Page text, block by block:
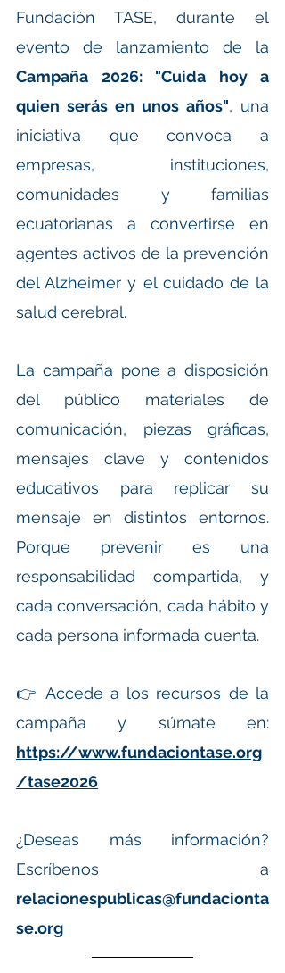
Fundación TASE, durante el
Campaña 2026: "Cuida hoy a
quien serás en unos años", una
iniciativa que convoca a
empresas, instituciones,
comunidades y familias
ecuatorianas a convertirse en
agentes activos de la prevención
del Alzheimer y el cuidado de la
salud cerebral.
La campaña pone a disposición
del público materiales de
comunicación, piezas gráficas,
mensajes clave y contenidos
educativos para replicar su
mensaje en distintos entornos.
Porque prevenir es una
responsabilidad compartida, y
cada conversación, cada hábito y
cada persona informada cuenta.
👉 Accede a los recursos de la
https://www.fundaciontase.org
/tase2026
¿Deseas más información?
relacionespublicas@fundacionta
se.org